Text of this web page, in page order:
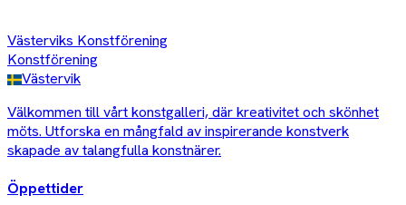
Västerviks Konstförening
Konstförening
Västervik
Välkommen till vårt konstgalleri, där kreativitet och skönhet
möts. Utforska en mångfald av inspirerande konstverk
skapade av talangfulla konstnärer.
Öppettider